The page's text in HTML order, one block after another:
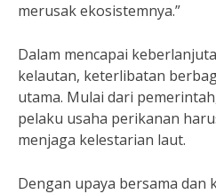
merusak ekosistemnya.”
Dalam mencapai
kelautan, keterlibatan
utama. Mulai dari
pelaku usaha perikanan
menjaga kelestarian laut.
Dengan upaya bersama dan